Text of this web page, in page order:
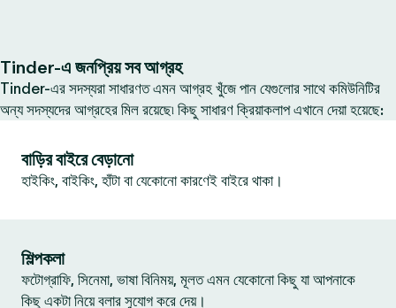
Tinder-এ জনপ্রিয় সব আগ্রহ
Tinder-এর সদস্যরা সাধারণত এমন আগ্রহ খুঁজে পান যেগুলোর সাথে কমিউনিটির
অন্য সদস্যদের আগ্রহের মিল রয়েছে৷ কিছু সাধারণ ক্রিয়াকলাপ এখানে দেয়া হয়েছে:
বাড়ির বাইরে বেড়ানো
হাইকিং, বাইকিং, হাঁটা বা যেকোনো কারণেই বাইরে থাকা।
শিল্পকলা
ফটোগ্রাফি, সিনেমা, ভাষা বিনিময়, মূলত এমন যেকোনো কিছু যা আপনাকে
কিছু একটা নিয়ে বলার সুযোগ করে দেয়।